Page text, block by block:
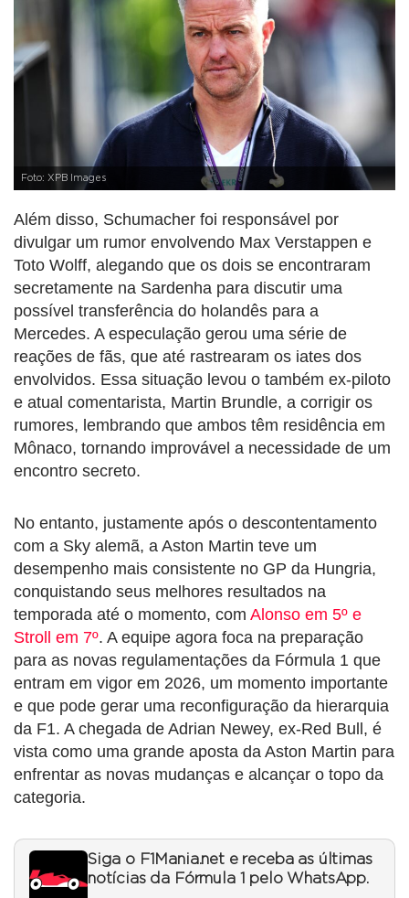
Foto: XPB Images
Além disso, Schumacher foi responsável por
divulgar um rumor envolvendo Max Verstappen e
Toto Wolff, alegando que os dois se encontraram
secretamente na Sardenha para discutir uma
possível transferência do holandês para a
Mercedes. A especulação gerou uma série de
reações de fãs, que até rastrearam os iates dos
envolvidos. Essa situação levou o também ex-piloto
e atual comentarista, Martin Brundle, a corrigir os
rumores, lembrando que ambos têm residência em
Mônaco, tornando improvável a necessidade de um
encontro secreto.
No entanto, justamente após o descontentamento
com a Sky alemã, a Aston Martin teve um
desempenho mais consistente no GP da Hungria,
conquistando seus melhores resultados na
temporada até o momento, com Alonso em 5º e
Stroll em 7º. A equipe agora foca na preparação
para as novas regulamentações da Fórmula 1 que
entram em vigor em 2026, um momento importante
e que pode gerar uma reconfiguração da hierarquia
da F1. A chegada de Adrian Newey, ex-Red Bull, é
vista como uma grande aposta da Aston Martin para
enfrentar as novas mudanças e alcançar o topo da
categoria.
Siga o F1Mania.net e receba as últimas
notícias da Fórmula 1 pelo WhatsApp.